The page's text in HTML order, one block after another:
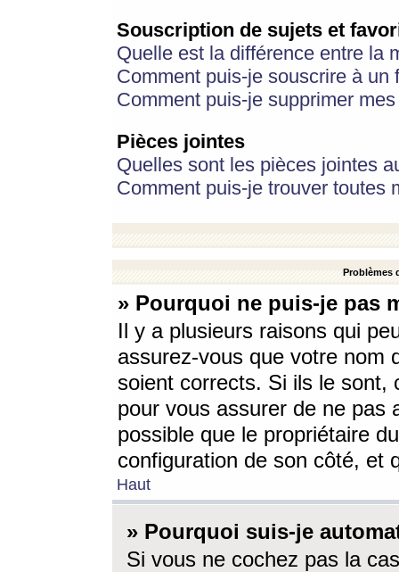
Souscription de sujets et
Quelle est la différence entre la
Comment puis-je souscrire à
Comment puis-je supprimer
Pièces jointes
Quelles sont les pièces jointes
Comment puis-je trouver toutes
Problèmes
» Pourquoi ne puis-je pas
Il y a plusieurs raisons qui
assurez-vous que votre nom
soient corrects. Si ils le sont,
pour vous assurer de ne pas
possible que le propriétaire
configuration de son côté, et
Haut
» Pourquoi suis-je
Si vous ne cochez pas la